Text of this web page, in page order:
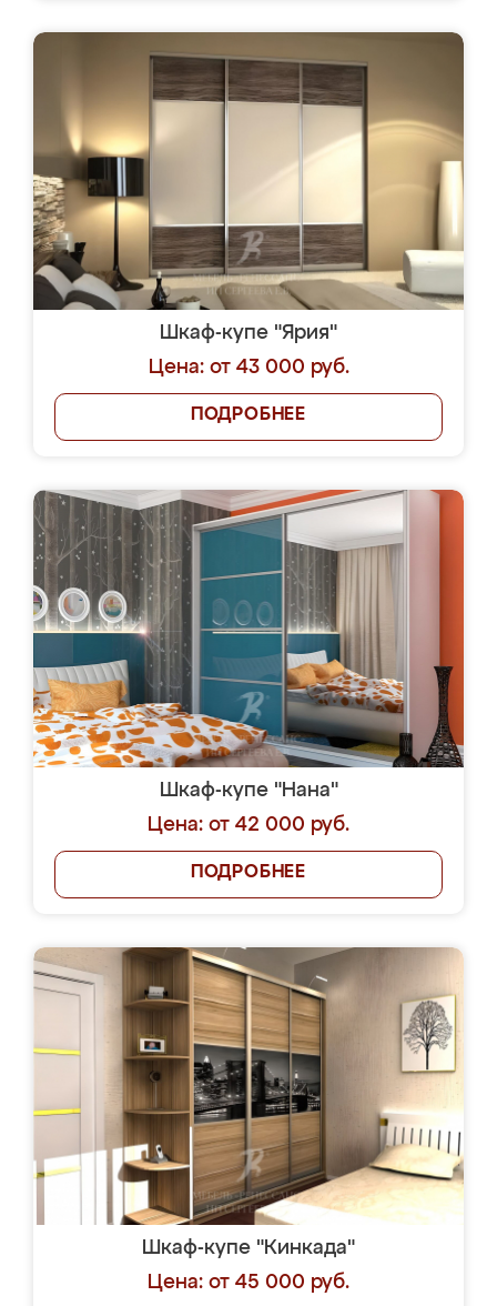
Шкаф-купе "Ярия"
Цена: от 43 000 руб.
ПОДРОБНЕЕ
Шкаф-купе "Нана"
Цена: от 42 000 руб.
ПОДРОБНЕЕ
Шкаф-купе "Кинкада"
Цена: от 45 000 руб.